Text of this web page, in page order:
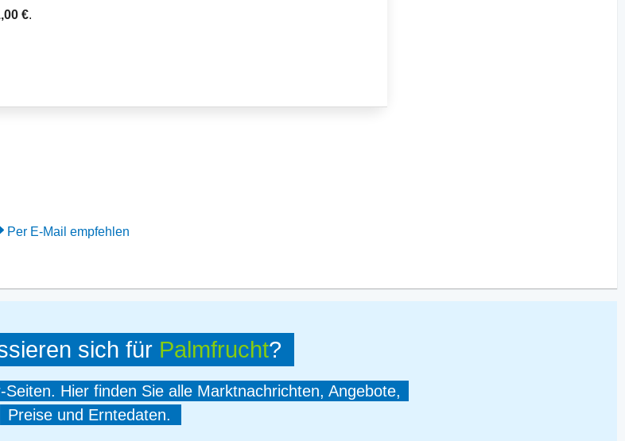
€.
Per E-Mail empfehlen
sich für Palmfrucht?
Hier finden Sie alle Marktnachrichten, Angebote,
Preise und Erntedaten.